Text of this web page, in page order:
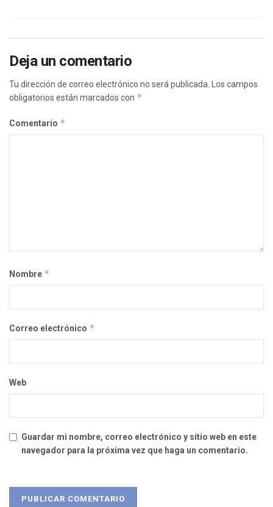
Deja un comentario
Tu dirección de correo electrónico no será publicada.
Los campos
obligatorios están marcados con *
Comentario *
Nombre *
Correo electrónico *
Web
Guardar mi nombre, correo electrónico y sitio web en este
navegador para la próxima vez que haga un comentario.